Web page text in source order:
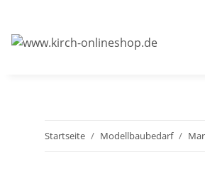
Startseite Modellbaubedarf